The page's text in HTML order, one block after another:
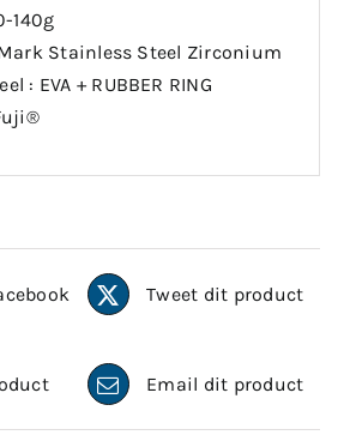
140g
Stainless Steel Zirconium
: EVA + RUBBER RING
Tweet dit product
Email dit product